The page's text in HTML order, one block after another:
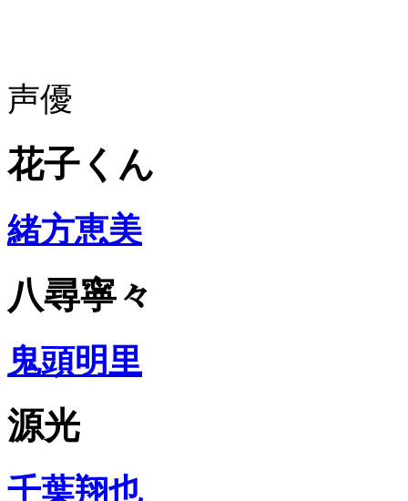
声優
花子くん
緒方恵美
八尋寧々
鬼頭明里
源光
千葉翔也